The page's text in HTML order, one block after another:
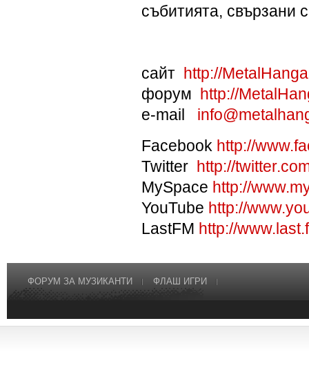
събитията, свързани
сайт http://
форум http://
e-mail
Facebook http://
Twitter http://
MySpace http://
YouTube http://
LastFM http://
ФОРУМ ЗА МУЗИКАНТИ ФЛАШ ИГРИ